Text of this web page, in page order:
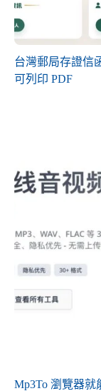
台灣郵局存證信
可列印 PDF
Mp3To 瀏覽器就